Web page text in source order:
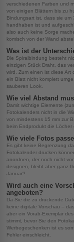
verschiedenen Farben und
von einigen Blättern bis zu
Bindungsart ist, dass sie um
handhaben ist und
also auch keine Sorge
komisch von der Wand
Was ist der
Die Spiralbindung besteht
einzigen Stück Draht, das
wird. Zum einen ist diese
ein Blatt nicht komplett
sauberen Look.
Wie viel Abstand
Damit wichtige Elemente
Fotokalenders nicht in die
von mindestens 15 mm zur
beim Endprodukt die Löcher
Wie viele Fotos
Es gibt keine Begrenzung
Fotokalender drucken
anordnen, der noch nicht
designen, bleibt aber ganz
Januar?
Wird auch eine
angeboten?
Da Sie die zu druckende
keine digitale Vorschau –
aber ein Vorab-Exemplar
stimmt, bevor Sie den
Werbegeschenken ist es
Fehler einschleicht.